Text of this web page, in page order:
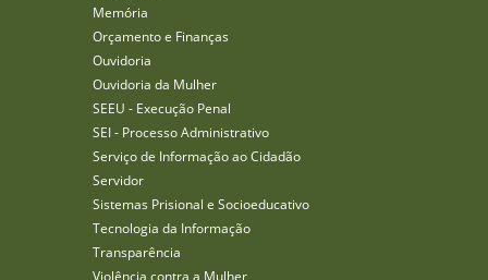
Memória
Orçamento e Finanças
Ouvidoria
Ouvidoria da Mulher
SEEU - Execução Penal
SEI - Processo Administrativo
Serviço de Informação ao Cidadão
Servidor
Sistemas Prisional e Socioeducativo
Tecnologia da Informação
Transparência